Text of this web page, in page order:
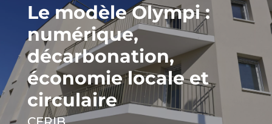
Le modèle Olympi :
numérique,
décarbonation,
économie locale et
circulaire